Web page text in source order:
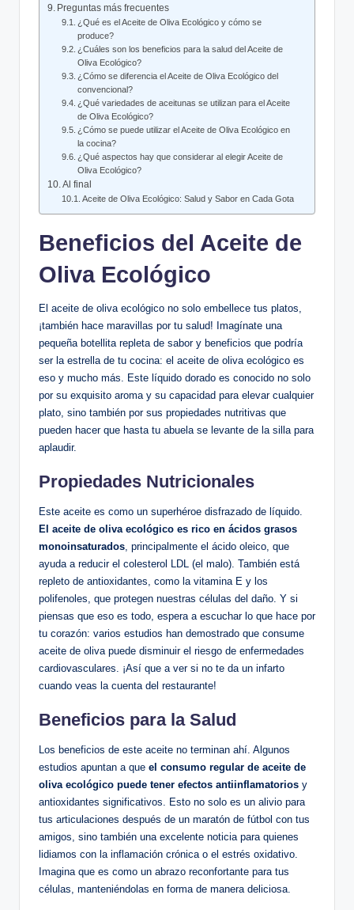
Preguntas más frecuentes
¿Qué es el Aceite de Oliva Ecológico y cómo se
produce?
¿Cuáles son los beneficios para la salud del Aceite de
Oliva Ecológico?
¿Cómo se diferencia el Aceite de Oliva Ecológico del
convencional?
¿Qué variedades de aceitunas se utilizan para el Aceite
de Oliva Ecológico?
¿Cómo se puede utilizar el Aceite de Oliva Ecológico en
la cocina?
¿Qué aspectos hay que considerar al elegir Aceite de
Oliva Ecológico?
Al final
Aceite de Oliva Ecológico: Salud y Sabor en Cada Gota
Beneficios del Aceite de
Oliva Ecológico
El aceite de oliva ecológico no solo embellece tus platos,
¡también hace maravillas por tu salud! Imagínate una
pequeña botellita repleta de sabor y beneficios que podría
ser la estrella de tu cocina: el aceite de oliva ecológico es
eso y mucho más. Este líquido dorado es conocido no solo
por su exquisito aroma y su capacidad para elevar cualquier
plato, sino también por sus propiedades nutritivas que
pueden hacer que hasta tu abuela se levante de la silla para
aplaudir.
Propiedades Nutricionales
Este aceite es como un superhéroe disfrazado de líquido.
El aceite de oliva ecológico es rico en ácidos grasos
monoinsaturados, principalmente el ácido oleico, que
ayuda a reducir el colesterol LDL (el malo). También está
repleto de antioxidantes, como la vitamina E y los
polifenoles, que protegen nuestras células del daño. Y si
piensas que eso es todo, espera a escuchar lo que hace por
tu corazón: varios estudios han demostrado que consume
aceite de oliva puede disminuir el riesgo de enfermedades
cardiovasculares. ¡Así que a ver si no te da un infarto
cuando veas la cuenta del restaurante!
Beneficios para la Salud
Los beneficios de este aceite no terminan ahí. Algunos
estudios apuntan a que el consumo regular de aceite de
oliva ecológico puede tener efectos antiinflamatorios y
antioxidantes significativos. Esto no solo es un alivio para
tus articulaciones después de un maratón de fútbol con tus
amigos, sino también una excelente noticia para quienes
lidiamos con la inflamación crónica o el estrés oxidativo.
Imagina que es como un abrazo reconfortante para tus
células, manteniéndolas en forma de manera deliciosa.